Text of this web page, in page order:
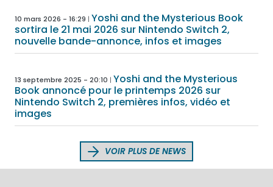
10 mars 2026 - 16:29
Yoshi and the Mysterious Book
sortira le 21 mai 2026 sur Nintendo Switch 2,
nouvelle bande-annonce, infos et images
13 septembre 2025 - 20:10
Yoshi and the Mysterious
Book annoncé pour le printemps 2026 sur
Nintendo Switch 2, premières infos, vidéo et
images
VOIR PLUS DE NEWS